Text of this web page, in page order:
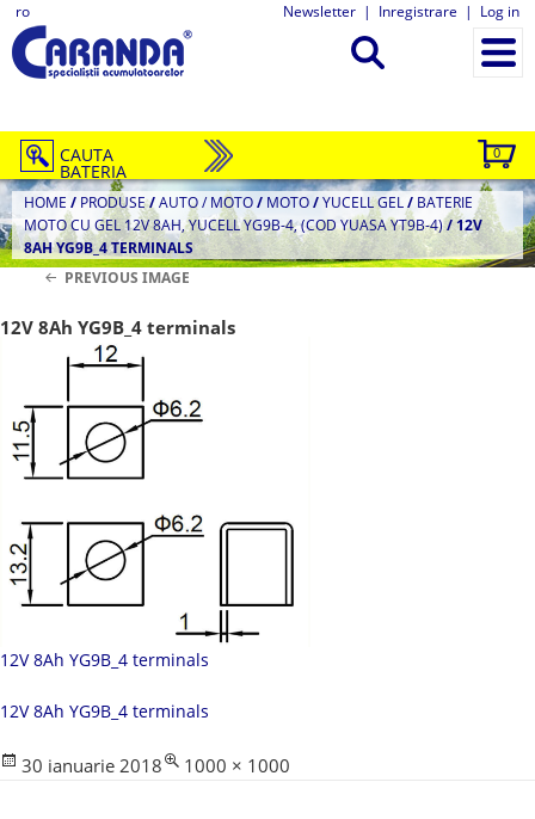
ro Newsletter | Inregistrare | Log in
0
CAUTA
BATERIA
HOME / PRODUSE/AUTO / MOTO/ MOTO/YUCELL GEL/ BATERIE
MOTO CU GEL 12V 8AH, YUCELL YG9B-4, (COD YUASA YT9B-4)/12V
8AH YG9B_4 TERMINALS
PREVIOUS IMAGE
12V 8Ah YG9B_4 terminals
12V 8Ah YG9B_4 terminals
12V 8Ah YG9B_4 terminals
Posted
30 ianuarie 2018
Full
1000 × 1000